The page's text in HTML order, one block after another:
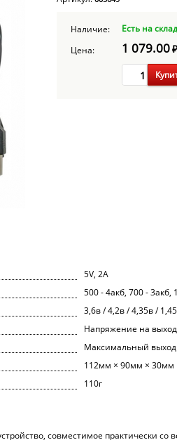
Наличие: Есть на
Цена:
1 079.00₽
5V, 2A
500 - 4акб, 700 - 3акб,
3,6в / 4,2в / 4,35в /
Напряжение на
Максимальный
112мм × 90мм × 30мм
110г
совместимое практически